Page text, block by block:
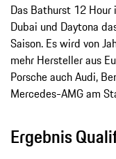
Das Bathurst 12
Dubai und Daytona
Saison. Es wird von
mehr Hersteller aus
Porsche auch Audi,
Mercedes-AMG am
Ergebnis